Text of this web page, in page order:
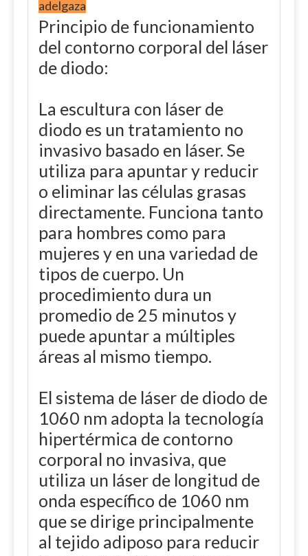
adelgaza
Principio de funcionamiento
del contorno corporal del láser
de diodo:
La escultura con láser de
diodo es un tratamiento no
invasivo basado en láser. Se
utiliza para apuntar y reducir
o eliminar las células grasas
directamente. Funciona tanto
para hombres como para
mujeres y en una variedad de
tipos de cuerpo. Un
procedimiento dura un
promedio de 25 minutos y
puede apuntar a múltiples
áreas al mismo tiempo.
El sistema de láser de diodo de
1060 nm adopta la tecnología
hipertérmica de contorno
corporal no invasiva, que
utiliza un láser de longitud de
onda específico de 1060 nm
que se dirige principalmente
al tejido adiposo para reducir